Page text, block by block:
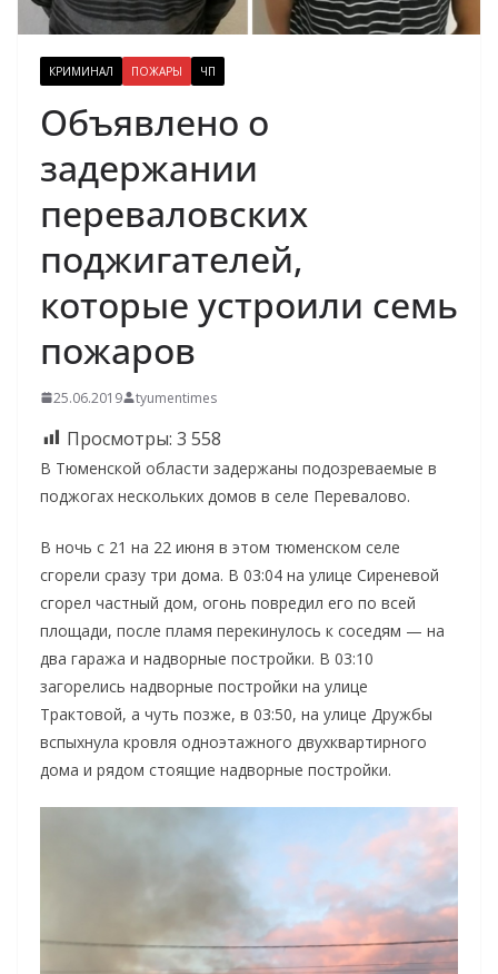
КРИМИНАЛ ПОЖАРЫ ЧП
Объявлено о
задержании
переваловских
поджигателей,
которые устроили семь
пожаров
25.06.2019 tyumentimes
Просмотры: 3 558
В Тюменской области задержаны подозреваемые в
поджогах нескольких домов в селе Перевалово.
В ночь с 21 на 22 июня в этом тюменском селе
сгорели сразу три дома. В 03:04 на улице Сиреневой
сгорел частный дом, огонь повредил его по всей
площади, после пламя перекинулось к соседям — на
два гаража и надворные постройки. В 03:10
загорелись надворные постройки на улице
Трактовой, а чуть позже, в 03:50, на улице Дружбы
вспыхнула кровля одноэтажного двухквартирного
дома и рядом стоящие надворные постройки.